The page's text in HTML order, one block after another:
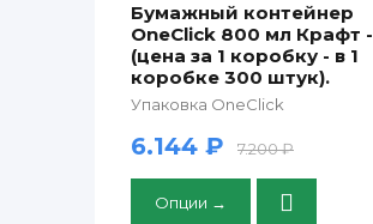
Бумажный контейнер
OneClick 800 мл Крафт -
(цена за 1 коробку - в 1
коробке 300 штук).
Упаковка OneClick
6.144 ₽ 7.200 ₽
Опции →